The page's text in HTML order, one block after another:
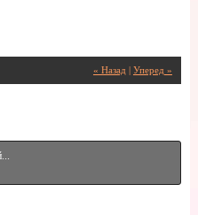
« Назад Уперед »